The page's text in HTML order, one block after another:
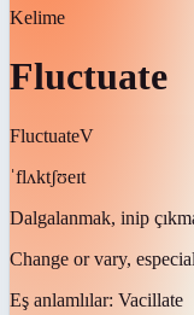
Kelime
Fluctuate
FluctuateV
ˈflʌktʃʊeɪt
Dalgalanmak, inip
Change or vary,
Eş anlamlılar: Vacillate